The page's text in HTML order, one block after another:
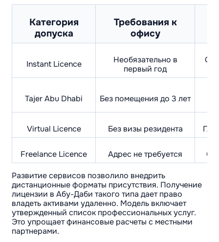
Категория
допуска
Требования к
офису
Instant Licence
Необязательно в
первый год
Tajer Abu Dhabi Без помещения до 3 лет
Virtual Licence Без визы резидента
Freelance Licence Адрес не требуется
Развитие сервисов позволило внедрить
дистанционные форматы присутствия. Получение
лицензии в Абу-Даби такого типа дает право
владеть активами удаленно. Модель включает
утвержденный список профессиональных услуг.
Это упрощает финансовые расчеты с местными
партнерами.